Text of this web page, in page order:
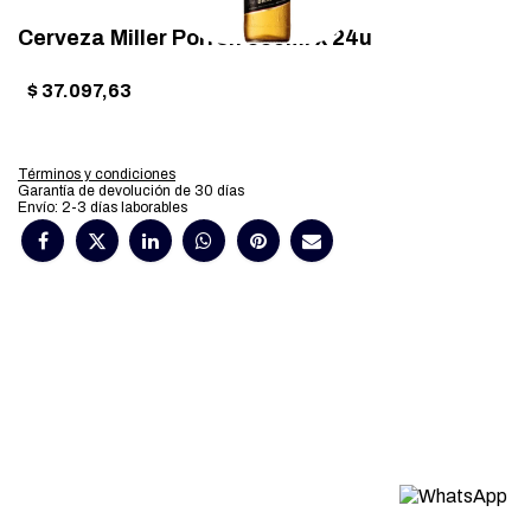
Cerveza Miller Porron 330ml x 24u
$ 37.097,63
Términos y condiciones
Garantía de devolución de 30 días
Envío: 2-3 días laborables